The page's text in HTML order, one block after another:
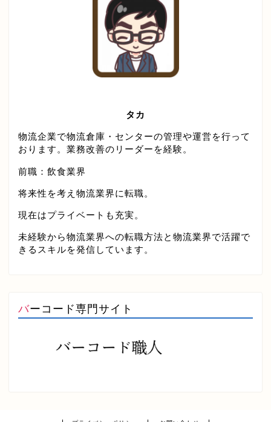
タカ
物流企業で物流倉庫・センターの管理や運営を行って
おります。業務改善のリーダーを経験。
前職：飲食業界
将来性を考え物流業界に転職。
現在はプライベートも充実。
未経験から物流業界への転職方法と物流業界で活躍で
きるスキルを発信しています。
バーコード専門サイト